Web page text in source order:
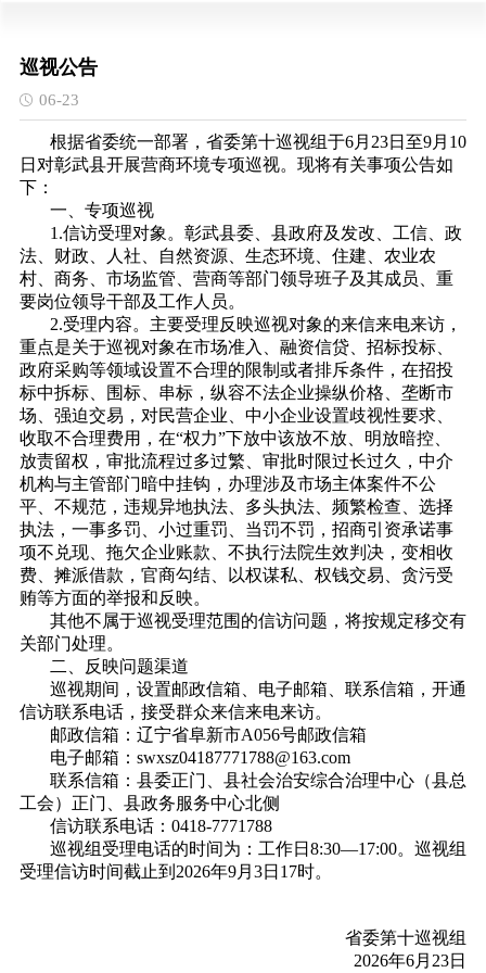
巡视公告
06-23
根据省委统一部署，省委第十巡视组于6月23日至9月10
日对彰武县开展营商环境专项巡视。现将有关事项公告如
下：
一、专项巡视
1.信访受理对象。彰武县委、县政府及发改、工信、政
法、财政、人社、自然资源、生态环境、住建、农业农
村、商务、市场监管、营商等部门领导班子及其成员、重
要岗位领导干部及工作人员。
2.受理内容。主要受理反映巡视对象的来信来电来访，
重点是关于巡视对象在市场准入、融资信贷、招标投标、
政府采购等领域设置不合理的限制或者排斥条件，在招投
标中拆标、围标、串标，纵容不法企业操纵价格、垄断市
场、强迫交易，对民营企业、中小企业设置歧视性要求、
收取不合理费用，在“权力”下放中该放不放、明放暗控、
放责留权，审批流程过多过繁、审批时限过长过久，中介
机构与主管部门暗中挂钩，办理涉及市场主体案件不公
平、不规范，违规异地执法、多头执法、频繁检查、选择
执法，一事多罚、小过重罚、当罚不罚，招商引资承诺事
项不兑现、拖欠企业账款、不执行法院生效判决，变相收
费、摊派借款，官商勾结、以权谋私、权钱交易、贪污受
贿等方面的举报和反映。
其他不属于巡视受理范围的信访问题，将按规定移交有
关部门处理。
二、反映问题渠道
巡视期间，设置邮政信箱、电子邮箱、联系信箱，开通
信访联系电话，接受群众来信来电来访。
邮政信箱：辽宁省阜新市A056号邮政信箱
电子邮箱：swxsz04187771788@163.com
联系信箱：县委正门、县社会治安综合治理中心（县总
工会）正门、县政务服务中心北侧
信访联系电话：0418-7771788
巡视组受理电话的时间为：工作日8:30—17:00。巡视组
受理信访时间截止到2026年9月3日17时。
省委第十巡视组
2026年6月23日